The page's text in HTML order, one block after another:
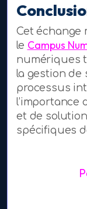
Cet échange
le Campus
numériques
la gestion de
processus
l’importance
et de
spécifiques